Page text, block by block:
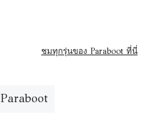
ชมทุกรุ่นของ Paraboot ที่นี่
Paraboot